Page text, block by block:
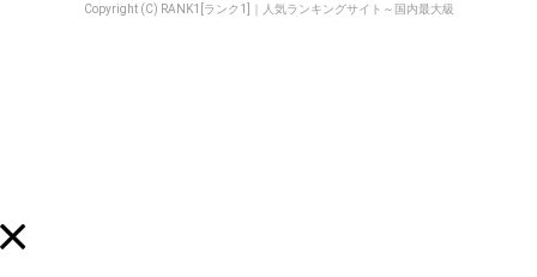
Copyright (C) RANK1[ランク1]｜人気ランキングサイト～国内最大級